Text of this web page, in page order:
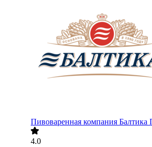
Пивоваренная компания Балтика
4.0